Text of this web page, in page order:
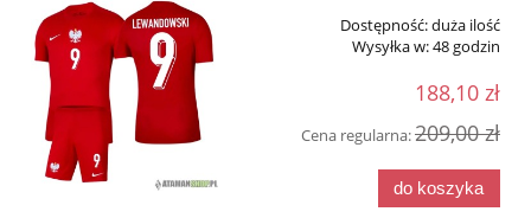
Dostępność:duża ilość
Wysyłka w:48 godzin
188,10 zł
Cena regularna:209,00 zł
do koszyka